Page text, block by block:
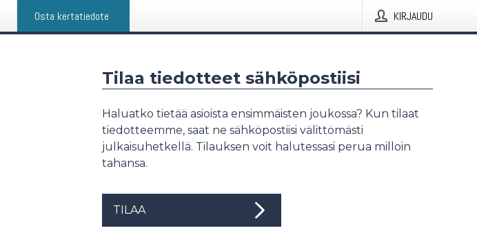
Osta kertatiedote KIRJAUDU
Tilaa tiedotteet sähköpostiisi
Haluatko tietää asioista ensimmäisten joukossa? Kun tilaat
tiedotteemme, saat ne sähköpostiisi välittömästi
julkaisuhetkellä. Tilauksen voit halutessasi perua milloin
tahansa.
TILAA